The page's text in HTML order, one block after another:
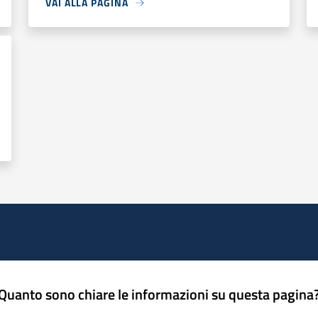
sono chiare le informazioni su questa